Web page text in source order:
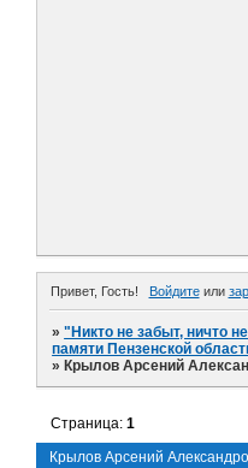
Привет, Гость! Войдитеили
»"Никто не забыт, ничто
памяти Пензенской
» Крылов Арсений
Крылов Арсений
Страница:1